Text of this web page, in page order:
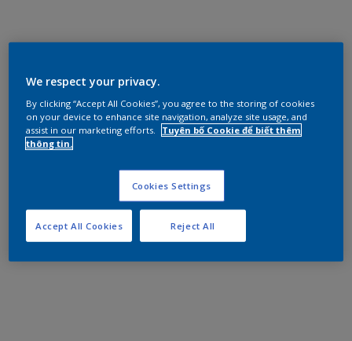
We respect your privacy.
By clicking “Accept All Cookies”, you agree to the storing of cookies
on your device to enhance site navigation, analyze site usage, and
assist in our marketing efforts.
Tuyên bố Cookie để biết thêm
thông tin.
Cookies Settings
Reject All
Accept All Cookies